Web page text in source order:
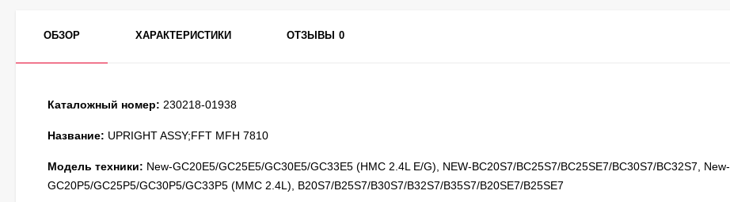
ОБЗОР ХАРАКТЕРИСТИКИ ОТЗЫВЫ 0
Каталожный номер: 230218-01938
Название: UPRIGHT ASSY;FFT MFH 7810
Модель техники: New-GC20E5/GC25E5/GC30E5/GC33E5 (HMC 2.4L E/G), NEW-BC20S7/BC25S7/BC25SE7/BC30S7/BC32S7, New-
GC20P5/GC25P5/GC30P5/GC33P5 (MMC 2.4L), B20S7/B25S7/B30S7/B32S7/B35S7/B20SE7/B25SE7